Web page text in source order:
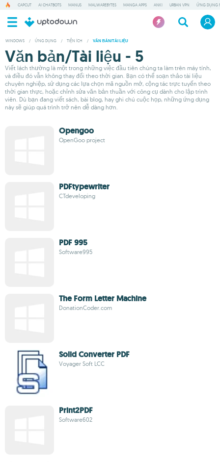
CAPCUT AI CHATBOTS MANUS MALWAREBYTES MANGA APPS ANKI URBAN VPN ỨNG DỤNG
WINDOWS / ỨNG DỤNG / TIỆN ÍCH / VĂN BẢN/TÀI LIỆU
Văn bản/Tài liệu - 5
Viết lách thường là một trong những việc đầu tiên chúng ta làm trên máy tính,
và điều đó vẫn không thay đổi theo thời gian. Bạn có thể soạn thảo tài liệu
chuyên nghiệp, sử dụng các lựa chọn mã nguồn mở, cộng tác trực tuyến theo
thời gian thực, hoặc chỉnh sửa văn bản thuần với công cụ dành cho lập trình
viên. Dù bạn đang viết sách, bài blog, hay ghi chú cuộc họp, những ứng dụng
này sẽ giúp quá trình trở nên dễ dàng hơn.
Opengoo
OpenGoo project
PDFtypewriter
CTdeveloping
PDF 995
Software995
The Form Letter Machine
DonationCoder.com
Solid Converter PDF
Voyager Soft LCC
Print2PDF
Software602